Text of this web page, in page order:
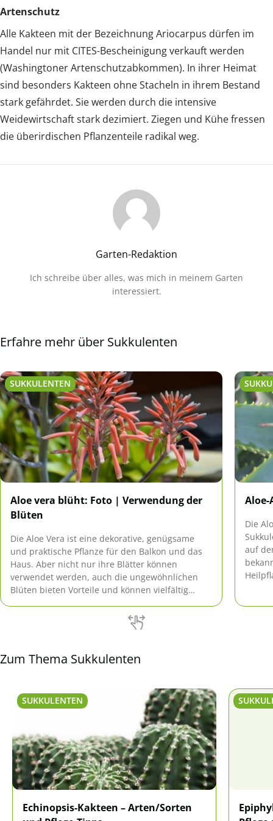
Artenschutz
Alle Kakteen mit der Bezeichnung Ariocarpus dürfen im
Handel nur mit CITES-Bescheinigung verkauft werden
(Washingtoner Artenschutzabkommen). In ihrer Heimat
sind besonders Kakteen ohne Stacheln in ihrem Bestand
stark gefährdet. Sie werden durch die intensive
Weidewirtschaft stark dezimiert. Ziegen und Kühe fressen
die überirdischen Pflanzenteile radikal weg.
Garten-Redaktion
Ich schreibe über alles, was mich in meinem Garten
interessiert.
Erfahre mehr über Sukkulenten
SUKKULENTEN
Aloe vera blüht: Foto | Verwendung der
Blüten
Die Aloe Vera ist eine dekorative, genügsame
und praktische Pflanze für den Balkon und das
Haus. Aber nicht nur ihre Blätter können
verwendet werden, auch die ungewöhnlichen
Blüten bieten Vorteile und können vielfältig
Aloe-
Die
auf
Zum Thema Sukkulenten
SUKKULENTEN
Echinopsis-Kakteen – Arten/Sorten